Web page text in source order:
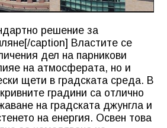
решение за
caption] Властите се
дел на парникови
на атмосферата, но и
щети в градската среда. В
градини са отлично
на градската джунгла и
на енергия. Освен това